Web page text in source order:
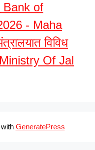
Bank of
- Maha
विविध
Ministry Of Jal
GeneratePress